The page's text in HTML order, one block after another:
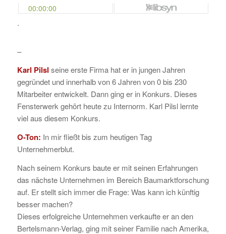
.
–
Karl Pilsl seine erste Firma hat er in jungen Jahren
gegründet und innerhalb von 6 Jahren von 0 bis 230
Mitarbeiter entwickelt. Dann ging er in Konkurs. Dieses
Fensterwerk gehört heute zu Internorm. Karl Pilsl lernte
viel aus diesem Konkurs.
O-Ton: In mir fließt bis zum heutigen Tag
Unternehmerblut.
Nach seinem Konkurs baute er mit seinen Erfahrungen
das nächste Unternehmen im Bereich Baumarktforschung
auf. Er stellt sich immer die Frage: Was kann ich künftig
besser machen?
Dieses erfolgreiche Unternehmen verkaufte er an den
Bertelsmann-Verlag, ging mit seiner Familie nach Amerika,